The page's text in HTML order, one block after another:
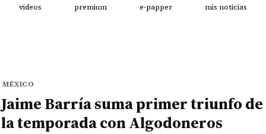
videos premium e-papper mis noticias
MÉXICO
Jaime Barría suma primer triunfo de
la temporada con Algodoneros